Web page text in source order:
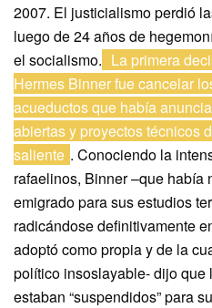
2007. El justicialismo perdió
luego de 24 años de
el socialismo. La primera
Hermes Binner fue cancelar
acueductos que había
abiertas y proyectos técnicos
saliente . Conociendo la
rafaelinos, Binner –que había
emigrado para sus estudios
radicándose definitivamente
adoptó como propia y de la
político insoslayable- dijo que
estaban “suspendidos” para